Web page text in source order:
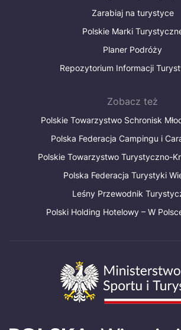
Zarabiaj na turystyce
Polskie Marki
Planer Podróży
Repozytorium Informacji
Zobacz też
Polskie Towarzystwo Schronisk
Polska Federacja Campingu i
Polskie Towarzystwo Turystyczno-
Polska Federacja Turystyki
Leśny Przewodnik
Polski Holding Hotelowy – W